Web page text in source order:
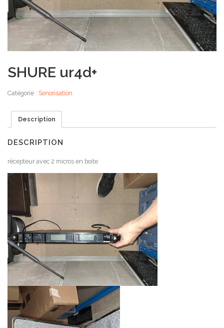
SHURE ur4d+
Catégorie : Sonorisation
Description
DESCRIPTION
récepteur avec 2 micros en boite